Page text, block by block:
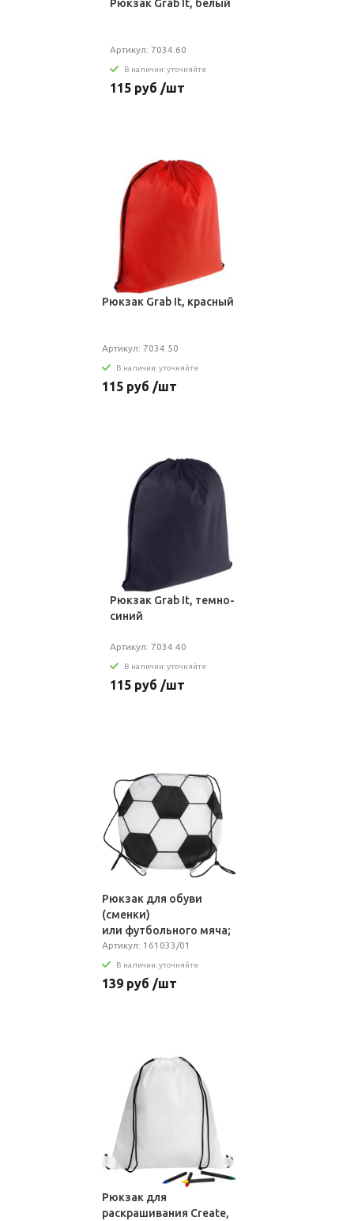
Рюкзак Grab It, белый
Артикул: 7034.60
В наличии: уточняйте
115 руб /шт
Рюкзак Grab It, красный
Артикул: 7034.50
В наличии: уточняйте
115 руб /шт
Рюкзак Grab It, темно-
синий
Артикул: 7034.40
В наличии: уточняйте
115 руб /шт
Рюкзак для обуви
(сменки)
или футбольного мяча;
45х46 cm
Артикул: 161033/01
В наличии: уточняйте
139 руб /шт
Рюкзак для
раскрашивания Create,